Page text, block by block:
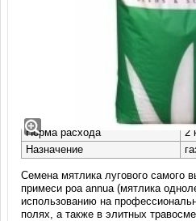
Мятлик луговой
Заводская фасовка
Норма расхода
2
Назначение
Семена мятлика лугового самого
примеси poa annua (мятлика
использованию на
полях, а также в элитных